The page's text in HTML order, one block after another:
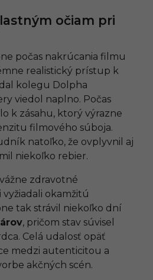
očiam pri
počas nakrúcania filmu
realistický prístup k
kolegu Dolpha
viedol naplno. Počas
k zásahu, ktorý výrazne
filmového súboja.
natoľko, že ovplyvnil aj
niekoľko rebier.
zdravotné
vyžiadali okamžitú
tak strávil niekoľko dní
, pričom stav súvisel
Celá udalosť opäť
medzi autenticitou a
akčných scén.